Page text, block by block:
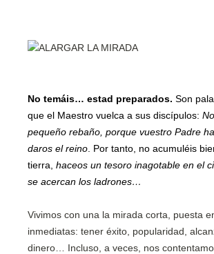
No temáis… estad preparados. Son
que el Maestro vuelca a sus discípulos:
pequeño rebaño, porque vuestro Padre
daros el reino. Por tanto, no acumuléis
tierra, haceos un tesoro inagotable en el
se acercan los ladrones…
Vivimos con una la mirada corta, puesta
inmediatas: tener éxito, popularidad,
dinero… Incluso, a veces, nos